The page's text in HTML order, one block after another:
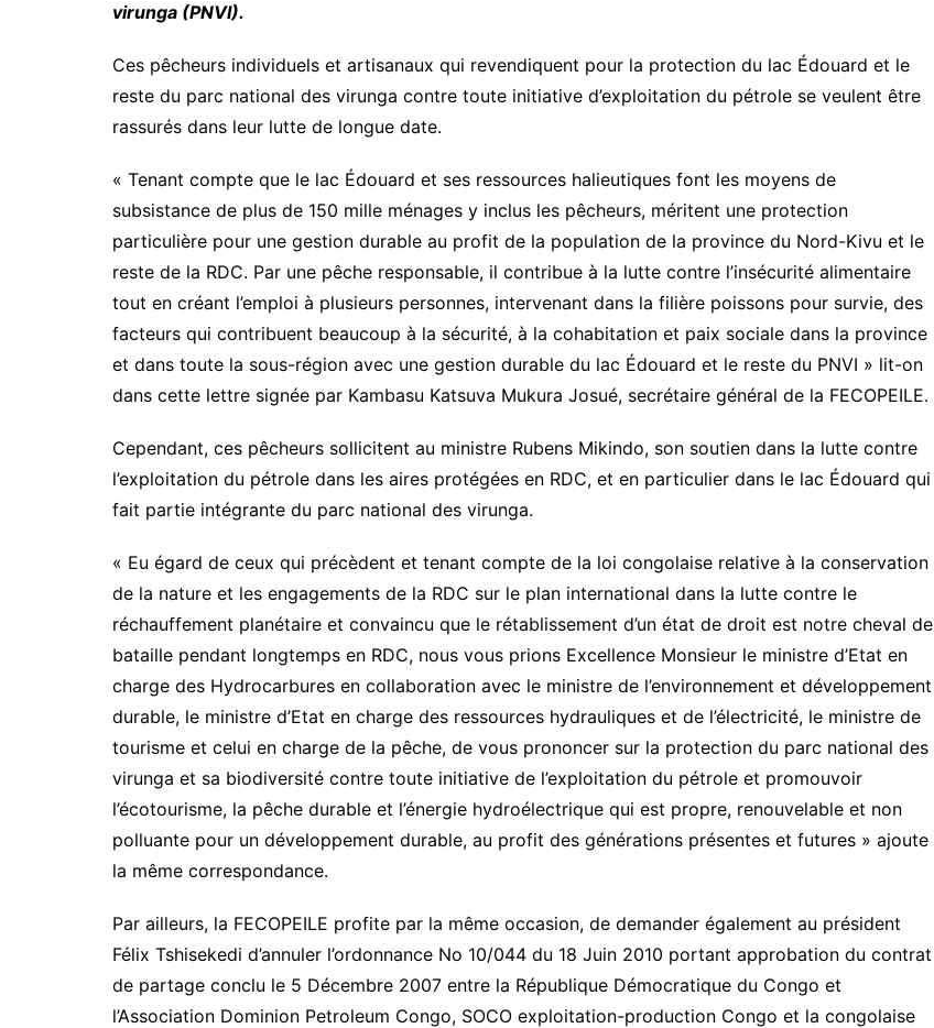
virunga (PNVI).
Ces pêcheurs individuels et artisanaux qui revendiquent pour la protection du lac Édouard et le
reste du parc national des virunga contre toute initiative d’exploitation du pétrole se veulent être
rassurés dans leur lutte de longue date.
« Tenant compte que le lac Édouard et ses ressources halieutiques font les moyens de
subsistance de plus de 150 mille ménages y inclus les pêcheurs, méritent une protection
particulière pour une gestion durable au profit de la population de la province du Nord-Kivu et le
reste de la RDC. Par une pêche responsable, il contribue à la lutte contre l’insécurité alimentaire
tout en créant l’emploi à plusieurs personnes, intervenant dans la filière poissons pour survie, des
facteurs qui contribuent beaucoup à la sécurité, à la cohabitation et paix sociale dans la province
et dans toute la sous-région avec une gestion durable du lac Édouard et le reste du PNVI » lit-on
dans cette lettre signée par Kambasu Katsuva Mukura Josué, secrétaire général de la FECOPEILE.
Cependant, ces pêcheurs sollicitent au ministre Rubens Mikindo, son soutien dans la lutte contre
l’exploitation du pétrole dans les aires protégées en RDC, et en particulier dans le lac Édouard qui
fait partie intégrante du parc national des virunga.
« Eu égard de ceux qui précèdent et tenant compte de la loi congolaise relative à la conservation
de la nature et les engagements de la RDC sur le plan international dans la lutte contre le
réchauffement planétaire et convaincu que le rétablissement d’un état de droit est notre cheval de
bataille pendant longtemps en RDC, nous vous prions Excellence Monsieur le ministre d’Etat en
charge des Hydrocarbures en collaboration avec le ministre de l’environnement et développement
durable, le ministre d’Etat en charge des ressources hydrauliques et de l’électricité, le ministre de
tourisme et celui en charge de la pêche, de vous prononcer sur la protection du parc national des
virunga et sa biodiversité contre toute initiative de l’exploitation du pétrole et promouvoir
l’écotourisme, la pêche durable et l’énergie hydroélectrique qui est propre, renouvelable et non
polluante pour un développement durable, au profit des générations présentes et futures » ajoute
la même correspondance.
Par ailleurs, la FECOPEILE profite par la même occasion, de demander également au président
Félix Tshisekedi d’annuler l’ordonnance No 10/044 du 18 Juin 2010 portant approbation du contrat
de partage conclu le 5 Décembre 2007 entre la République Démocratique du Congo et
l’Association Dominion Petroleum Congo, SOCO exploitation-production Congo et la congolaise